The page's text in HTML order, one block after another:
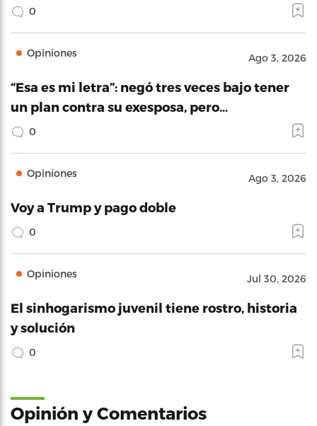
0
Opiniones Ago 3, 2026
“Esa es mi letra”: negó tres veces bajo tener
un plan contra su exesposa, pero…
0
Opiniones Ago 3, 2026
Voy a Trump y pago doble
0
Opiniones Jul 30, 2026
El sinhogarismo juvenil tiene rostro, historia
y solución
0
Opinión y Comentarios